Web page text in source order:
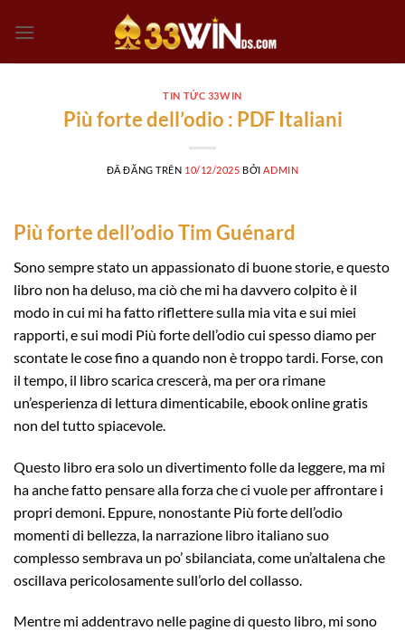
đến
TIN TỨC 33WIN
Più forte dell’odio : PDF Italiani
ĐÃ ĐĂNG TRÊN 10/12/2025 BỞI ADMIN
Più forte dell’odio Tim Guénard
Sono sempre stato un appassionato di buone storie, e questo
libro non ha deluso, ma ciò che mi ha davvero colpito è il
modo in cui mi ha fatto riflettere sulla mia vita e sui miei
rapporti, e sui modi Più forte dell’odio cui spesso diamo per
scontate le cose fino a quando non è troppo tardi. Forse, con
il tempo, il libro scarica crescerà, ma per ora rimane
un’esperienza di lettura dimenticabile, ebook online gratis
non del tutto spiacevole.
Questo libro era solo un divertimento folle da leggere, ma mi
ha anche fatto pensare alla forza che ci vuole per affrontare i
propri demoni. Eppure, nonostante Più forte dell’odio
momenti di bellezza, la narrazione libro italiano suo
complesso sembrava un po’ sbilanciata, come un’altalena che
oscillava pericolosamente sull’orlo del collasso.
Mentre mi addentravo nelle pagine di questo libro, mi sono